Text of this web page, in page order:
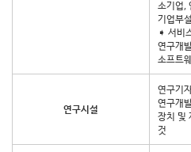
소기업,
기업부
➧ 서비
연구개
소프트
연구시설
연구기
연구개
장치 및
것